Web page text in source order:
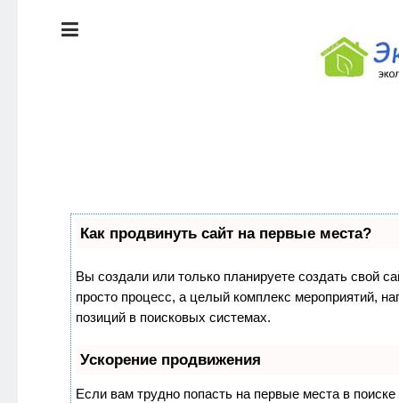
ЭКОЛОГИЯ
СТИЛЬ
ЖИЗНИ
ЭКОЛОГИЯ
КРАСОТА И
Как продвинуть сайт на первые места?
Вы создали или только планируете создать свой
просто процесс, а целый комплекс мероприятий,
позиций в поисковых системах.
Ускорение продвижения
Если вам трудно попасть на первые места в